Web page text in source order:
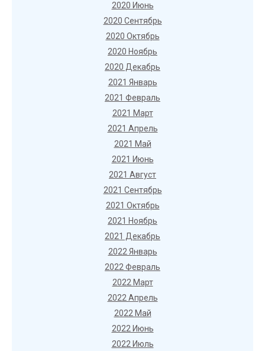
2020 Июнь
2020 Сентябрь
2020 Октябрь
2020 Ноябрь
2020 Декабрь
2021 Январь
2021 Февраль
2021 Март
2021 Апрель
2021 Май
2021 Июнь
2021 Август
2021 Сентябрь
2021 Октябрь
2021 Ноябрь
2021 Декабрь
2022 Январь
2022 Февраль
2022 Март
2022 Апрель
2022 Май
2022 Июнь
2022 Июль